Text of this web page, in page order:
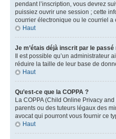
pendant l’inscription, vous devrez
puissiez ouvrir une session ; cette
courrier électronique ou le courriel a
Haut
Je m’étais déjà inscrit par le
Il est possible qu’un
réduire la taille de leur base de
Haut
Qu’est-ce que la COPPA ?
La COPPA (Child Online Privacy
parents ou des tuteurs légaux des
avocat qui pourront vous fournir ce
Haut